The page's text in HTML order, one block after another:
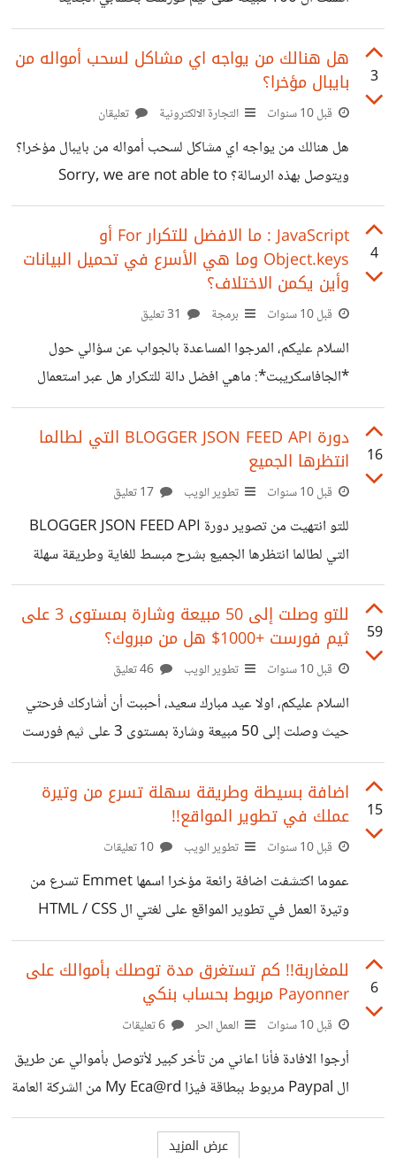
infinyteam والوصول الى ارباح تقدر ب 2000 دولار، اذا كان
لديك اي استفسار بخصوص الدخول الى ثيم فورست يمكننا جعل
هذا الموضوع للنقاش ايضا والاجابة على استفساراتكم.
https://themeforest.net/user/infinyteam
3
هل هنالك من يواجه اي مشاكل لسحب أمواله من
بايبال مؤخرا؟
قبل 10 سنوات التجارة الالكترونية تعليقان
هل هنالك من يواجه اي مشاكل لسحب أمواله من بايبال مؤخرا؟
ويتوصل بهذه الرسالة؟ Sorry, we are not able to
process your request. Please try again later.
جربت ثم انتظرت وجربت السحب من جديد ونفس الرسالة :(
4
JavaScript : ما الافضل للتكرار For أو
Object.keys وما هي الأسرع في تحميل البيانات
وأين يكمن الاختلاف؟
قبل 10 سنوات برمجة
السلام عليكم، المرجوا المساعدة بالجواب عن سؤالي حول
*الجافاسكريبت*: ماهي افضل دالة للتكرار هل عبر استعمال
*For* او *Object.keys* وماهي الاسرع وأين يكمن
الاختلاف، بحث ولم اجد ما يشفي غليلي :/ *المثال الأول : For
Loop* for (var i=0; i
16
دورة BLOGGER JSON FEED API التي لطالما
انتظرها الجميع
قبل 10 سنوات تطوير الويب
للتو انتهيت من تصوير دورة BLOGGER JSON FEED API
التي لطالما انتظرها الجميع بشرح مبسط للغاية وطريقة سهلة
لتفهم كيفية التعامل مع بيانات البلوجر من خلال رابط ال JSON
FEED وهي عبارة عن 7 دروس التي تم تصويرها في نفس اليوم
كل فيديو مدته 10 دقائق فقط! تم اتمام رفع أول ثلاث دروس
من الدروة وجاري رفع البقية! رابط قائمة التشغيل :
https://goo.gl/4BiY6F ملاحظة : بعض الاحيان الصوت
59
للتو وصلت إلى 50 مبيعة وشارة بمستوى 3 على
ثيم فورست +1000$ هل من مبروك؟
قبل 10 سنوات تطوير الويب
السلام عليكم، اولا عيد مبارك سعيد، أحببت أن أشاركك فرحتي
حيث وصلت إلى 50 مبيعة وشارة بمستوى 3 على ثيم فورست
+1000$ https://themeforest.net/user/infinyteam
هل من مبروووك :)
15
اضافة بسيطة وطريقة سهلة تسرع من وتيرة
عملك في تطوير المواقع!!
قبل 10 سنوات تطوير الويب
عموما اكتشفت اضافة رائعة مؤخرا اسمها Emmet تسرع من
وتيرة العمل في تطوير المواقع على لغتي ال HTML / CSS
حيث لن تحتاج بعد الان الى كتابة سطور كثيرة!! لذلك قررت
مشاركتها معكم وقمت بانشاء فيديو خفيف لاظهار ميزات الاضافة
هنا على اليوتيوب : https://youtu.be/ekhxyHf95QY
هذه الاضافة تدعم كل من محرري Sublime Text 3 & Atom
لكن انا استعمل ال Sublime حقا محرر رائع!! لتحميل الاضافة
ستجدها بالوصف على الفيديو! ربما هنالك من يعرفها من قبل
6
للمغاربة!! كم تستغرق مدة توصلك بأموالك على
Payonner مربوط بحساب بنكي
قبل 10 سنوات العمل الحر
أرجوا الافادة فأنا اعاني من تأخر كبير لأتوصل بأموالي عن طريق
ال Paypal مربوط ببطاقة فيزا My Eca@rd من الشركة العامة
لمدة تتراوح بين 10 أيام حتى شهر، وان تنتظر شهرا كاملا حتى
تستطيع سحب أموالك للبايبال وتنتظر شهرا آخر حتى تتوصل